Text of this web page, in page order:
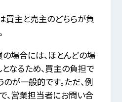
買主と売主のどちらが負
場合には、ほとんどの場
なるため、買主の負担で
のが一般的です。ただ、例
、営業担当者にお問い合